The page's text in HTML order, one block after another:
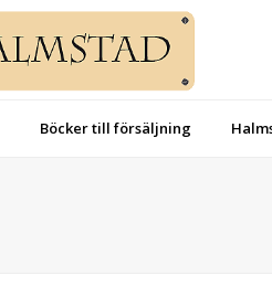
Böcker till försäljning